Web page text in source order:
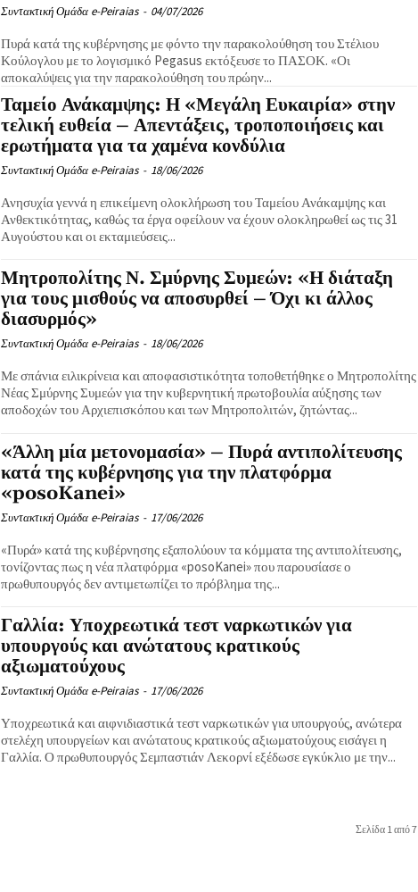
Συντακτική Ομάδα e-Peiraias - 04/07/2026
Πυρά κατά της κυβέρνησης με φόντο την παρακολούθηση του Στέλιου
Κούλογλου με το λογισμικό Pegasus εκτόξευσε το ΠΑΣΟΚ. «Οι
αποκαλύψεις για την παρακολούθηση του πρώην...
Ταμείο Ανάκαμψης: Η «Μεγάλη Ευκαιρία» στην
τελική ευθεία – Απεντάξεις, τροποποιήσεις και
ερωτήματα για τα χαμένα κονδύλια
Συντακτική Ομάδα e-Peiraias - 18/06/2026
Ανησυχία γεννά η επικείμενη ολοκλήρωση του Ταμείου Ανάκαμψης και
Ανθεκτικότητας, καθώς τα έργα οφείλουν να έχουν ολοκληρωθεί ως τις 31
Αυγούστου και οι εκταμιεύσεις...
Μητροπολίτης Ν. Σμύρνης Συμεών: «Η διάταξη
για τους μισθούς να αποσυρθεί – Όχι κι άλλος
διασυρμός»
Συντακτική Ομάδα e-Peiraias - 18/06/2026
Με σπάνια ειλικρίνεια και αποφασιστικότητα τοποθετήθηκε ο Μητροπολίτης
Νέας Σμύρνης Συμεών για την κυβερνητική πρωτοβουλία αύξησης των
αποδοχών του Αρχιεπισκόπου και των Μητροπολιτών, ζητώντας...
«Άλλη μία μετονομασία» – Πυρά αντιπολίτευσης
κατά της κυβέρνησης για την πλατφόρμα
«posoKanei»
Συντακτική Ομάδα e-Peiraias - 17/06/2026
«Πυρά» κατά της κυβέρνησης εξαπολύουν τα κόμματα της αντιπολίτευσης,
τονίζοντας πως η νέα πλατφόρμα «posoKanei» που παρουσίασε ο
πρωθυπουργός δεν αντιμετωπίζει το πρόβλημα της...
Γαλλία: Υποχρεωτικά τεστ ναρκωτικών για
υπουργούς και ανώτατους κρατικούς
αξιωματούχους
Συντακτική Ομάδα e-Peiraias - 17/06/2026
Υποχρεωτικά και αιφνιδιαστικά τεστ ναρκωτικών για υπουργούς, ανώτερα
στελέχη υπουργείων και ανώτατους κρατικούς αξιωματούχους εισάγει η
Γαλλία. Ο πρωθυπουργός Σεμπαστιάν Λεκορνί εξέδωσε εγκύκλιο με την...
Σελίδα 1 από 7